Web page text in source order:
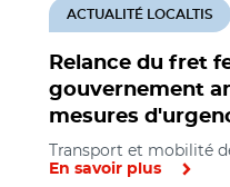
Relance du fret
gouvernement
mesures
ACTUALITÉ LOCALTIS
Transport et mobilité
En savoir plus